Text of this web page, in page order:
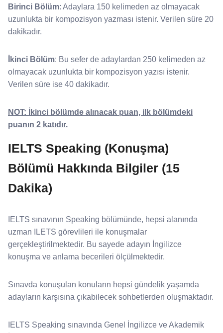
Birinci Bölüm: Adaylara 150 kelimeden az olmayacak
uzunlukta bir kompozisyon yazması istenir. Verilen süre 20
dakikadır.
İkinci Bölüm: Bu sefer de adaylardan 250 kelimeden az
olmayacak uzunlukta bir kompozisyon yazısı istenir.
Verilen süre ise 40 dakikadır.
NOT: İkinci bölümde alınacak puan, ilk bölümdeki
puanın 2 katıdır.
IELTS Speaking (Konuşma)
Bölümü Hakkında Bilgiler (15
Dakika)
IELTS sınavının Speaking bölümünde, hepsi alanında
uzman ILETS görevlileri ile konuşmalar
gerçekleştirilmektedir. Bu sayede adayın İngilizce
konuşma ve anlama becerileri ölçülmektedir.
Sınavda konuşulan konuların hepsi gündelik yaşamda
adayların karşısına çıkabilecek sohbetlerden oluşmaktadır.
IELTS Speaking sınavında Genel İngilizce ve Akademik